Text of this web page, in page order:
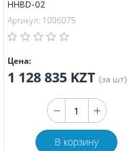
HHBD-02
Артикул: 1006075
Цена:
1 128 835 KZT (за шт)
В корзину